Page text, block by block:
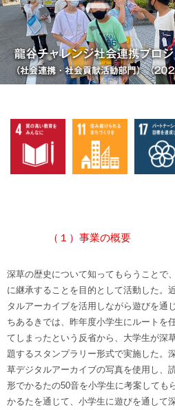
（１）事業の概要
深草の歴史について知ってもらうことで
に継承することを目的として活動した。
タルアーカイブを活用しながら遊びを通
ちあるきでは、昨年度小学生にルートを
てしまったという反省から、大学生が深
題するスタンプラリー形式で実施した。
草デジタルアーカイブの写真を使用し、
形でかるたの50音を小学生に考案しても
かるたを通じて、小学生に遊びを通して